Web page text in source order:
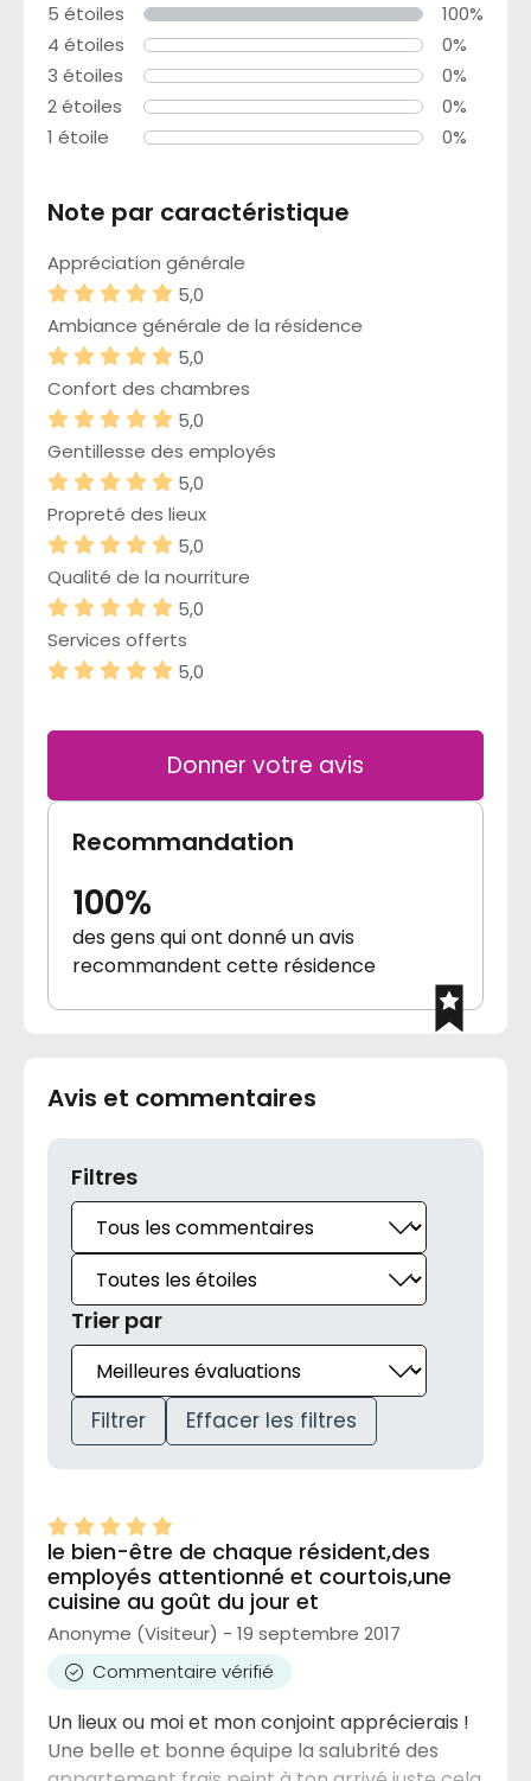
5 étoiles
100%
4 étoiles
0%
3 étoiles
0%
2 étoiles
0%
1 étoile
0%
Note par caractéristique
Appréciation générale
5,0
Ambiance générale de la résidence
5,0
Confort des chambres
5,0
Gentillesse des employés
5,0
Propreté des lieux
5,0
Qualité de la nourriture
5,0
Services offerts
5,0
Donner votre avis
Recommandation
100%
des gens qui ont donné un avis
recommandent cette résidence
Avis et commentaires
Filtres
Trier par
Filtrer Effacer les filtres
le bien-être de chaque résident,des
employés attentionné et courtois,une
cuisine au goût du jour et
Anonyme (Visiteur) - 19 septembre 2017
Commentaire vérifié
Un lieux ou moi et mon conjoint apprécierais !
Une belle et bonne équipe la salubrité des